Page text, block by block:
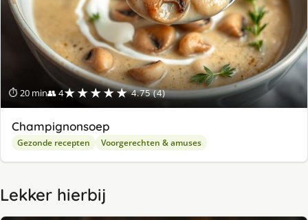
⏱ 20 min👥 4★★★★★ 4.75 (4)
Champignonsoep
Gezonde recepten Voorgerechten & amuses
Lekker hierbij